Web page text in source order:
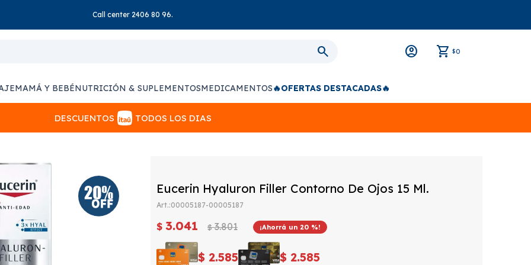
Call center 2406 80 96.
$0
MAMÁ Y BEBÉNUTRICIÓN & SUPLEMENTOSMEDICAMENTOS🔥OFERTAS DESTACADAS🔥
DESCUENTOS TODOS LOS DIAS
Eucerin Hyaluron Filler Contorno De Ojos 15 Ml.
00005187-00005187
$ 3.041 $ 3.801 20
$ 2.585 $ 2.585